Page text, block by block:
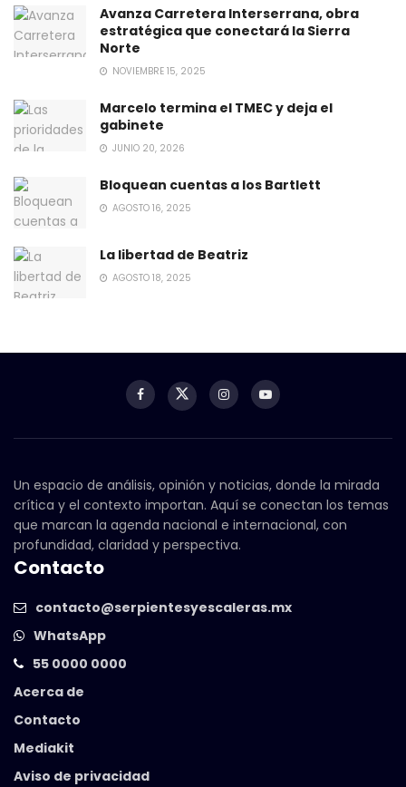
Avanza Carretera Interserrana, obra
estratégica que conectará la Sierra
Norte
NOVIEMBRE 15, 2025
Marcelo termina el TMEC y deja el
gabinete
JUNIO 20, 2026
Bloquean cuentas a los Bartlett
AGOSTO 16, 2025
La libertad de Beatriz
AGOSTO 18, 2025
Un espacio de análisis, opinión y noticias, donde la mirada
crítica y el contexto importan. Aquí se conectan los temas
que marcan la agenda nacional e internacional, con
profundidad, claridad y perspectiva.
Contacto
contacto@serpientesyescaleras.mx
WhatsApp
55 0000 0000
Acerca de
Contacto
Mediakit
Aviso de privacidad